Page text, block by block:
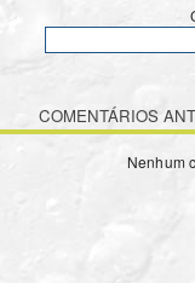
COMENTÁRIOS
Nenhum